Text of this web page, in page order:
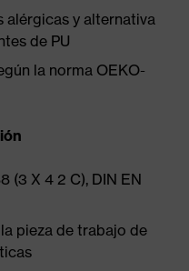
alérgicas y alternativa
de PU
la norma OEKO-
(3 X 4 2 C), DIN EN
pieza de trabajo de